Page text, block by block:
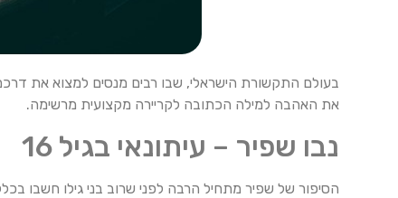
את האהבה למילה הכתובה לקריירה מקצועית מרשימה.
נבו שפיר – עיתונאי בגיל 16